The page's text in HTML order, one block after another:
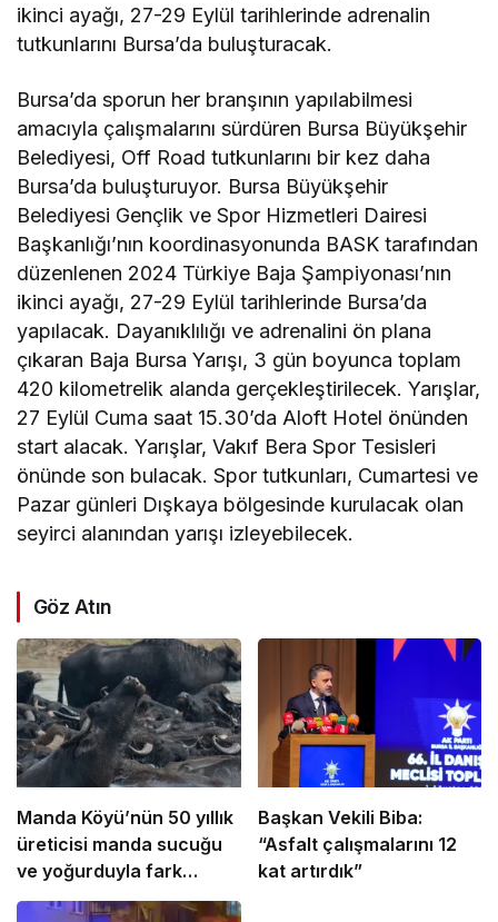
ikinci ayağı, 27-29 Eylül tarihlerinde adrenalin
tutkunlarını Bursa’da buluşturacak.
Bursa’da sporun her branşının yapılabilmesi
amacıyla çalışmalarını sürdüren Bursa Büyükşehir
Belediyesi, Off Road tutkunlarını bir kez daha
Bursa’da buluşturuyor. Bursa Büyükşehir
Belediyesi Gençlik ve Spor Hizmetleri Dairesi
Başkanlığı’nın koordinasyonunda BASK tarafından
düzenlenen 2024 Türkiye Baja Şampiyonası’nın
ikinci ayağı, 27-29 Eylül tarihlerinde Bursa’da
yapılacak. Dayanıklılığı ve adrenalini ön plana
çıkaran Baja Bursa Yarışı, 3 gün boyunca toplam
420 kilometrelik alanda gerçekleştirilecek. Yarışlar,
27 Eylül Cuma saat 15.30’da Aloft Hotel önünden
start alacak. Yarışlar, Vakıf Bera Spor Tesisleri
önünde son bulacak. Spor tutkunları, Cumartesi ve
Pazar günleri Dışkaya bölgesinde kurulacak olan
seyirci alanından yarışı izleyebilecek.
Göz Atın
Manda Köyü’nün 50 yıllık
üreticisi manda sucuğu
ve yoğurduyla fark
oluşturdu
Başkan Vekili Biba:
“Asfalt çalışmalarını 12
kat artırdık”